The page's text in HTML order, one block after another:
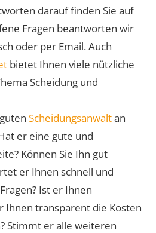
darauf finden Sie auf
Fragen beantworten wir
oder per Email. Auch
bietet Ihnen viele nützliche
Scheidung und
Scheidungsanwaltan
er eine gute und
Können Sie Ihn gut
er Ihnen schnell und
Ist er Ihnen
Ihnen transparent die Kosten
Stimmt er alle weiteren